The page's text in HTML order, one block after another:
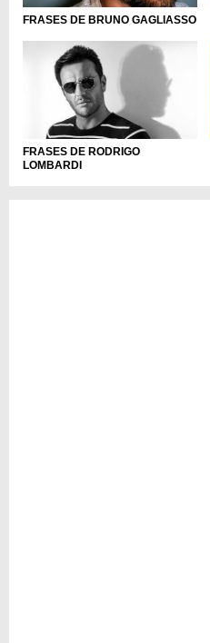
FRASES DE BRUNO GAGLIASSO
FRASES DE RODRIGO
LOMBARDI